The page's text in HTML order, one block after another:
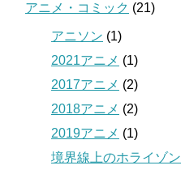
アニメ・コミック (21)
アニソン (1)
2021アニメ (1)
2017アニメ (2)
2018アニメ (2)
2019アニメ (1)
境界線上のホライゾン